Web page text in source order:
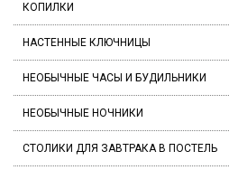
КОПИЛКИ
НАСТЕННЫЕ КЛЮЧНИЦЫ
НЕОБЫЧНЫЕ ЧАСЫ И БУДИЛЬНИКИ
НЕОБЫЧНЫЕ НОЧНИКИ
СТОЛИКИ ДЛЯ ЗАВТРАКА В ПОСТЕЛЬ